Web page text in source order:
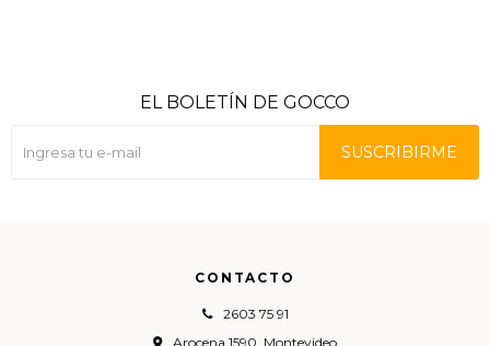
CONTACTO
2603 75 91
Arocena 1590, Montevideo
EL BOLETÍN DE GOCCO
SUSCRIBIRME